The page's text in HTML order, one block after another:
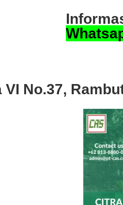
VI No.37,